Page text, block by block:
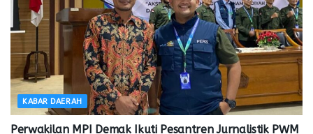
KABAR DAERAH
Perwakilan MPI Demak Ikuti Pesantren Jurnalistik PWM